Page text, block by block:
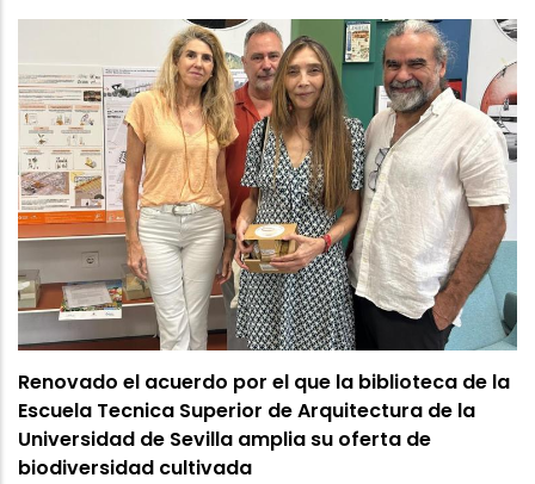
Renovado el acuerdo por el que la biblioteca de la
Escuela Tecnica Superior de Arquitectura de la
Universidad de Sevilla amplia su oferta de
biodiversidad cultivada